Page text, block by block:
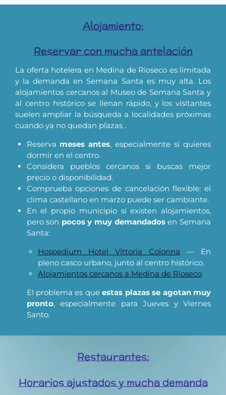
Alojamiento:
Reservar con mucha antelación
La oferta hotelera en Medina de Rioseco es limitada
y la demanda en Semana Santa es muy alta. Los
alojamientos cercanos al Museo de Semana Santa y
al centro histórico se llenan rápido, y los visitantes
suelen ampliar la búsqueda a localidades próximas
cuando ya no quedan plazas .
Reserva meses antes, especialmente si quieres
dormir en el centro.
Considera pueblos cercanos si buscas mejor
precio o disponibilidad.
Comprueba opciones de cancelación flexible: el
clima castellano en marzo puede ser cambiante.
En el propio municipio sí existen alojamientos,
pero son pocos y muy demandadosen Semana
Santa:
Hospedium Hotel Vittoria Colonna — En
pleno casco urbano, junto al centro histórico.
Alojamientos cercanos a Medina de Rioseco
El problema es queestas plazas se agotan muy
pronto, especialmente para Jueves y Viernes
Santo.
Restaurantes:
Horarios ajustados y mucha demanda